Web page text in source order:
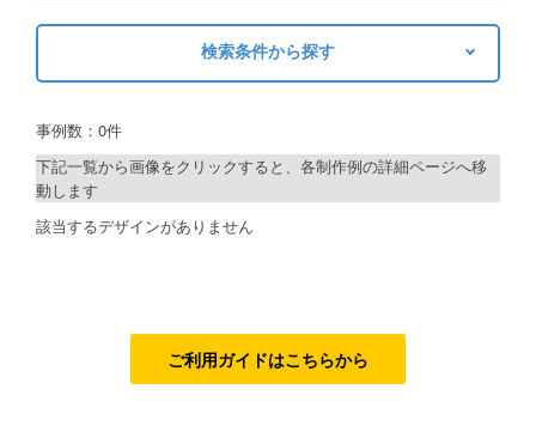
キャンセルについて
資料をダウンロード
ご利用規約
検索条件から探す
制作プランで探す
シルバーコース
事例数：0件
下記一覧から画像をクリックすると、各制作例の詳細ページへ移
動します
該当するデザインがありません
ご利用ガイドはこちらから